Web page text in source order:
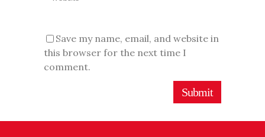
Save my name, email, and website in
this browser for the next time I
comment.